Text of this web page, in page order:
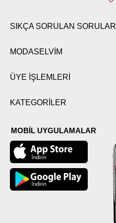
SIKÇA SORULAN SORULAR
MODASELVİM
ÜYE İŞLEMLERİ
KATEGORİLER
MOBİL UYGULAMALAR